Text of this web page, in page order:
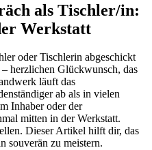
als Tischler/in:
Werkstatt
oder Tischlerin abgeschickt
herzlichen Glückwunsch, das
läuft das
ab als in vielen
Inhaber oder der
mitten in der Werkstatt.
Dieser Artikel hilft dir, das
souverän zu meistern.